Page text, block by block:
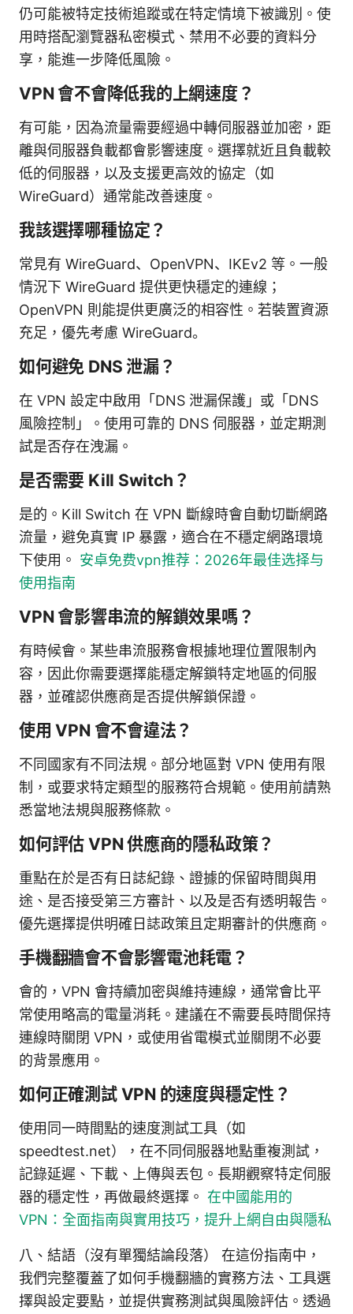
仍可能被特定技術追蹤或在特定情境下被識別。使
用時搭配瀏覽器私密模式、禁用不必要的資料分
享，能進一步降低風險。
VPN 會不會降低我的上網速度？
有可能，因為流量需要經過中轉伺服器並加密，距
離與伺服器負載都會影響速度。選擇就近且負載較
低的伺服器，以及支援更高效的協定（如
WireGuard）通常能改善速度。
我該選擇哪種協定？
常見有 WireGuard、OpenVPN、IKEv2 等。一般
情況下 WireGuard 提供更快穩定的連線；
OpenVPN 則能提供更廣泛的相容性。若裝置資源
充足，優先考慮 WireGuard。
如何避免 DNS 泄漏？
在 VPN 設定中啟用「DNS 泄漏保護」或「DNS
風險控制」。使用可靠的 DNS 伺服器，並定期測
試是否存在洩漏。
是否需要 Kill Switch？
是的。Kill Switch 在 VPN 斷線時會自動切斷網路
流量，避免真實 IP 暴露，適合在不穩定網路環境
下使用。 安卓免费vpn推荐：2026年最佳选择与
使用指南
VPN 會影響串流的解鎖效果嗎？
有時候會。某些串流服務會根據地理位置限制內
容，因此你需要選擇能穩定解鎖特定地區的伺服
器，並確認供應商是否提供解鎖保證。
使用 VPN 會不會違法？
不同國家有不同法規。部分地區對 VPN 使用有限
制，或要求特定類型的服務符合規範。使用前請熟
悉當地法規與服務條款。
如何評估 VPN 供應商的隱私政策？
重點在於是否有日誌紀錄、證據的保留時間與用
途、是否接受第三方審計、以及是否有透明報告。
優先選擇提供明確日誌政策且定期審計的供應商。
手機翻牆會不會影響電池耗電？
會的，VPN 會持續加密與維持連線，通常會比平
常使用略高的電量消耗。建議在不需要長時間保持
連線時關閉 VPN，或使用省電模式並關閉不必要
的背景應用。
如何正確測試 VPN 的速度與穩定性？
使用同一時間點的速度測試工具（如
speedtest.net），在不同伺服器地點重複測試，
記錄延遲、下載、上傳與丟包。長期觀察特定伺服
器的穩定性，再做最終選擇。 在中國能用的
VPN：全面指南與實用技巧，提升上網自由與隱私
八、結語（沒有單獨結論段落） 在這份指南中，
我們完整覆蓋了如何手機翻牆的實務方法、工具選
擇與設定要點，並提供實務測試與風險評估。透過